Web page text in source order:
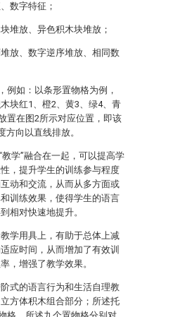
数字特征；
堆放、异色积木块堆放；
放、数字逆序堆放、相同数
例如：以条形置物格为例，
块红1、橙2、黄3、绿4、青
置在图2所示对应位置，即该
方向以直线排放。
学”融合在一起，可以提高学
，提升学生的训练参与程度
动和交流，从而从多方面或
训练效果，使得学生的语言
相对快速地提升。
学用具上，有助于总体上减
应时间，从而增加了有效训
，增强了教学效果。
式的语言行为和生活自理教
方体积木组合部分；所述托